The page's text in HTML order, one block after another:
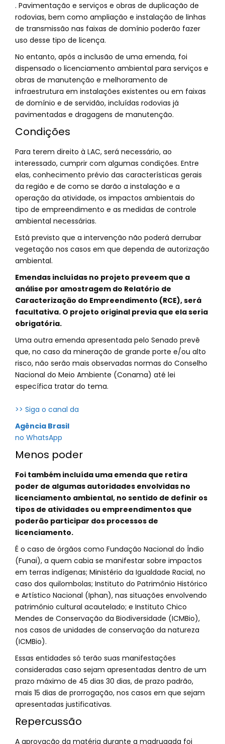
. Pavimentação e serviços e obras de duplicação de
rodovias, bem como ampliação e instalação de linhas
de transmissão nas faixas de domínio poderão fazer
uso desse tipo de licença.
No entanto, após a inclusão de uma emenda, foi
dispensado o licenciamento ambiental para serviços e
obras de manutenção e melhoramento de
infraestrutura em instalações existentes ou em faixas
de domínio e de servidão, incluídas rodovias já
pavimentadas e dragagens de manutenção.
Condições
Para terem direito à LAC, será necessário, ao
interessado, cumprir com algumas condições. Entre
elas, conhecimento prévio das características gerais
da região e de como se darão a instalação e a
operação da atividade, os impactos ambientais do
tipo de empreendimento e as medidas de controle
ambiental necessárias.
Está previsto que a intervenção não poderá derrubar
vegetação nos casos em que dependa de autorização
ambiental.
Emendas incluídas no projeto preveem que a
análise por amostragem do Relatório de
Caracterização do Empreendimento (RCE), será
facultativa. O projeto original previa que ela seria
obrigatória.
Uma outra emenda apresentada pelo Senado prevê
que, no caso da mineração de grande porte e/ou alto
risco, não serão mais observadas normas do Conselho
Nacional do Meio Ambiente (Conama) até lei
específica tratar do tema.
>> Siga o canal da
Agência Brasil
no WhatsApp
Menos poder
Foi também incluída uma emenda que retira
poder de algumas autoridades envolvidas no
licenciamento ambiental, no sentido de definir os
tipos de atividades ou empreendimentos que
poderão participar dos processos de
licenciamento.
É o caso de órgãos como Fundação Nacional do Índio
(Funai), a quem cabia se manifestar sobre impactos
em terras indígenas; Ministério da Igualdade Racial, no
caso dos quilombolas; Instituto do Patrimônio Histórico
e Artístico Nacional (Iphan), nas situações envolvendo
patrimônio cultural acautelado; e Instituto Chico
Mendes de Conservação da Biodiversidade (ICMBio),
nos casos de unidades de conservação da natureza
(ICMBio).
Essas entidades só terão suas manifestações
consideradas caso sejam apresentadas dentro de um
prazo máximo de 45 dias 30 dias, de prazo padrão,
mais 15 dias de prorrogação, nos casos em que sejam
apresentadas justificativas.
Repercussão
A aprovação da matéria durante a madrugada foi